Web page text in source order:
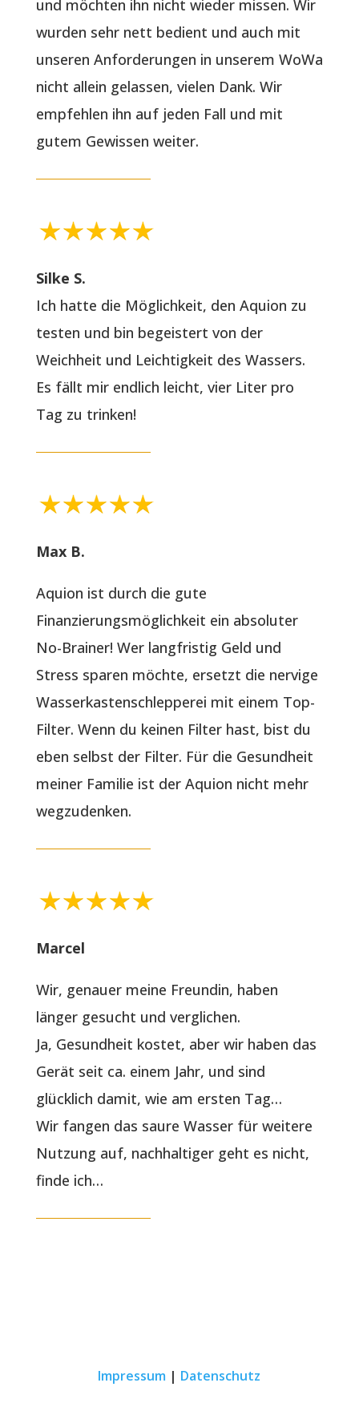
und möchten ihn nicht wieder missen. Wir
wurden sehr nett bedient und auch mit
unseren Anforderungen in unserem WoWa
nicht allein gelassen, vielen Dank. Wir
empfehlen ihn auf jeden Fall und mit
gutem Gewissen weiter.
Silke S.
Ich hatte die Möglichkeit, den Aquion zu
testen und bin begeistert von der
Weichheit und Leichtigkeit des Wassers.
Es fällt mir endlich leicht, vier Liter pro
Tag zu trinken!
Max B.
Aquion ist durch die gute
Finanzierungsmöglichkeit ein absoluter
No-Brainer! Wer langfristig Geld und
Stress sparen möchte, ersetzt die nervige
Wasserkastenschlepperei mit einem Top-
Filter. Wenn du keinen Filter hast, bist du
eben selbst der Filter. Für die Gesundheit
meiner Familie ist der Aquion nicht mehr
wegzudenken.
Marcel
Wir, genauer meine Freundin, haben
länger gesucht und verglichen.
Ja, Gesundheit kostet, aber wir haben das
Gerät seit ca. einem Jahr, und sind
glücklich damit, wie am ersten Tag…
Wir fangen das saure Wasser für weitere
Nutzung auf, nachhaltiger geht es nicht,
finde ich…
Impressum | Datenschutz